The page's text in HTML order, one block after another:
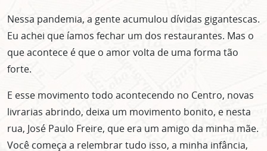
Nessa pandemia, a gente acumulou dívidas gigantescas.
Eu achei que íamos fechar um dos restaurantes. Mas o
que acontece é que o amor volta de uma forma tão
forte.
E esse movimento todo acontecendo no Centro, novas
livrarias abrindo, deixa um movimento bonito, e nesta
rua, José Paulo Freire, que era um amigo da minha mãe.
Você começa a relembrar tudo isso, a minha infância,